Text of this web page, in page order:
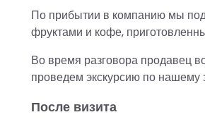
По прибытии в компанию мы
фруктами и кофе,
Во время разговора продавец
проведем экскурсию по нашему
После визита